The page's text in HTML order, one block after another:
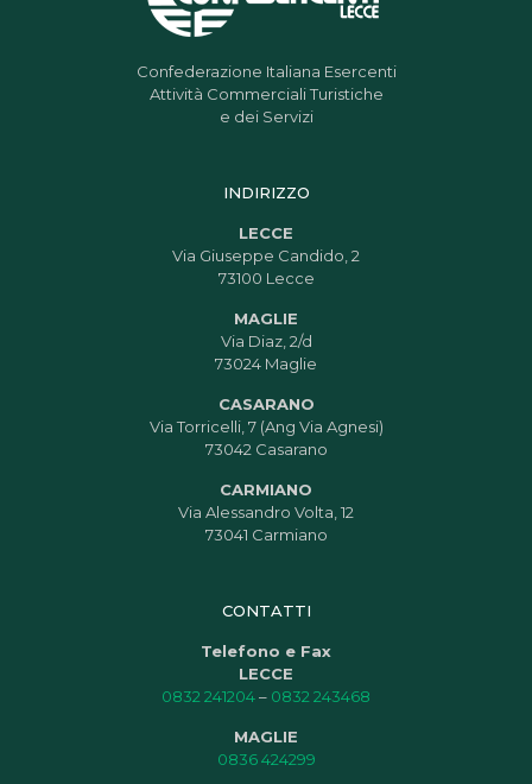
Confederazione Italiana Esercenti
Attività Commerciali Turistiche
e dei Servizi
INDIRIZZO
LECCE
Via Giuseppe Candido, 2
73100 Lecce
MAGLIE
Via Diaz, 2/d
73024 Maglie
CASARANO
Via Torricelli, 7 (Ang Via Agnesi)
73042 Casarano
CARMIANO
Via Alessandro Volta, 12
73041 Carmiano
CONTATTI
Telefono e Fax
LECCE
0832 241204– 0832 243468
MAGLIE
0836 424299